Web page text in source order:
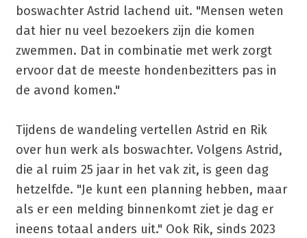
boswachter Astrid lachend uit. "Mensen weten
dat hier nu veel bezoekers zijn die komen
zwemmen. Dat in combinatie met werk zorgt
ervoor dat de meeste hondenbezitters pas in
de avond komen."
Tijdens de wandeling vertellen Astrid en Rik
over hun werk als boswachter. Volgens Astrid,
die al ruim 25 jaar in het vak zit, is geen dag
hetzelfde. "Je kunt een planning hebben, maar
als er een melding binnenkomt ziet je dag er
ineens totaal anders uit." Ook Rik, sinds 2023